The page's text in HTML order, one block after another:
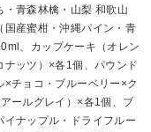
・青森林檎・山梨 和歌山
国産蜜柑・沖縄パイン・青
、カップケーキ（オレン
ナッツ）×各1個、パウンド
チョコ・ブルーベリー×ク
ールグレイ）×各1個、ブ
イナップル・ドライフルー